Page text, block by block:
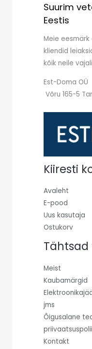
Suurim
Eestis
Meie eesmärk
kliendid
kõik neile
Est-Doma
Võru 165-5
Kiiresti
Avaleht
E-pood
Uus kasutaja
Ostukorv
Meist
Kaubamärgid
jms
Õigusalane
Kontakt